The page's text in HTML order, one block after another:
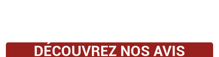
DÉCOUVREZ NOS AVIS